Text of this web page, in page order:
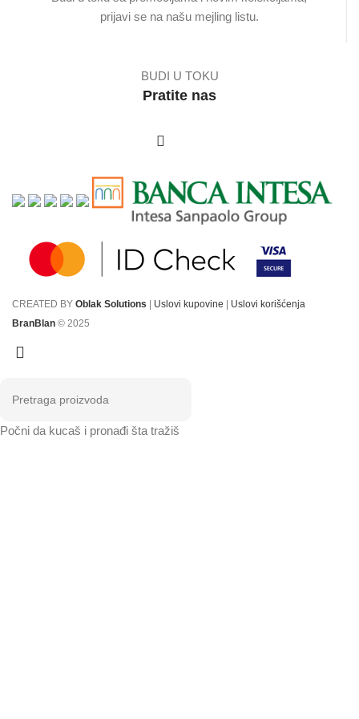
prijavi se na našu mejling listu.
BUDI U TOKU
Pratite nas
CREATED BY Oblak Solutions Uslovi kupovine
Uslovi korišćenja
BranBlan © 2025
Počni da kucaš i pronađi šta tražiš